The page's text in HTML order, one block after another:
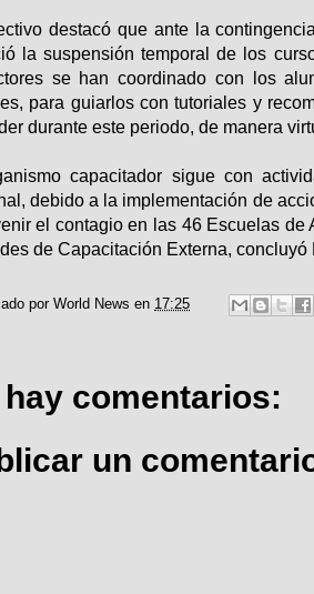
destacó que ante la
la suspensión temporal de los
se han coordinado con los
para guiarlos con tutoriales y
durante este periodo, de manera
capacitador sigue con
debido a la implementación de
el contagio en las 46 Escuelas de
de Capacitación Externa,
por World News en 17:25
hay comentarios:
un